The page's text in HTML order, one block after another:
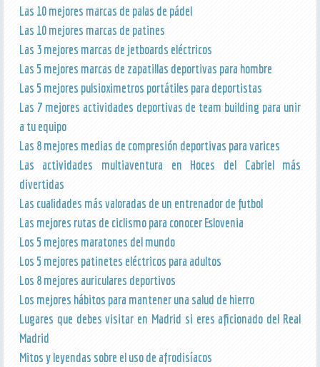
Las 10 mejores marcas de palas de pádel
Las 10 mejores marcas de patines
Las 3 mejores marcas de jetboards eléctricos
Las 5 mejores marcas de zapatillas deportivas para hombre
Las 5 mejores pulsioximetros portátiles para deportistas
Las 7 mejores actividades deportivas de team building para unir
a tu equipo
Las 8 mejores medias de compresión deportivas para varices
Las actividades multiaventura en Hoces del Cabriel más
divertidas
Las cualidades más valoradas de un entrenador de futbol
Las mejores rutas de ciclismo para conocer Eslovenia
Los 5 mejores maratones del mundo
Los 5 mejores patinetes eléctricos para adultos
Los 8 mejores auriculares deportivos
Los mejores hábitos para mantener una salud de hierro
Lugares que debes visitar en Madrid si eres aficionado del Real
Madrid
Mitos y leyendas sobre el uso de afrodisíacos